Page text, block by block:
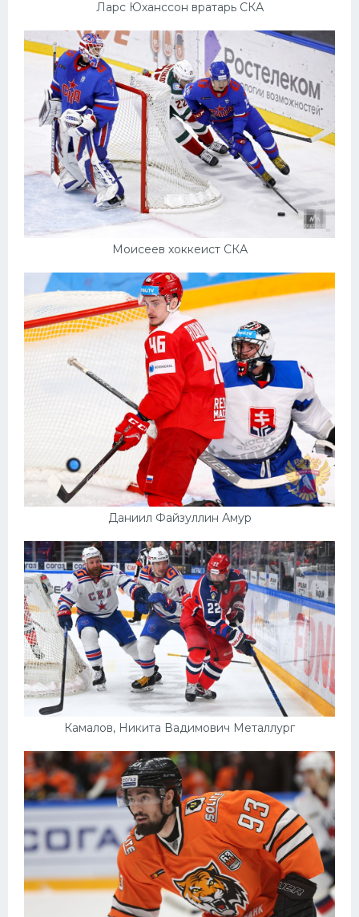
Ларс Юханссон вратарь СКА
Моисеев хоккеист СКА
Даниил Файзуллин Амур
Камалов, Никита Вадимович Металлург